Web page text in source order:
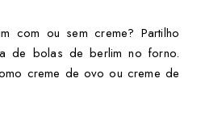
com ou sem creme? Partilho
de bolas de berlim no forno.
creme de ovo ou creme de